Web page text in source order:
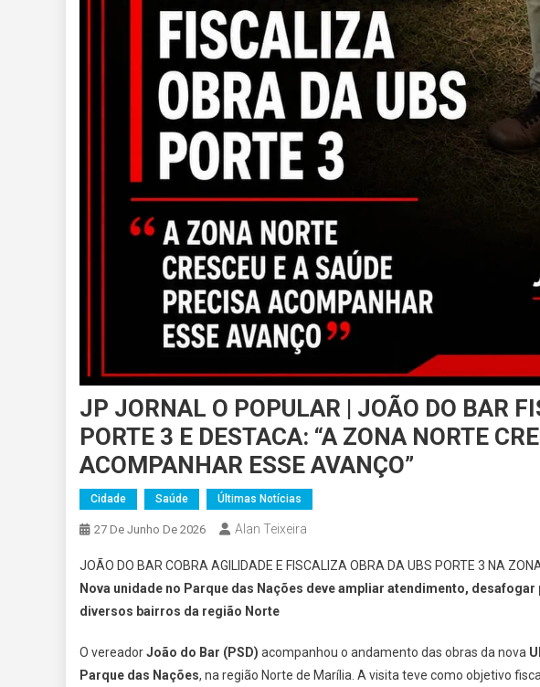
JP JORNAL O POPULAR | JOÃO DO BAR
PORTE 3 E DESTACA: “A ZONA NORTE
ACOMPANHAR ESSE AVANÇO”
Cidade Saúde Últimas Notícias
27 De Junho De 2026 Alan Teixeira
JOÃO DO BAR COBRA AGILIDADE E FISCALIZA OBRA DA UBS PORTE 3 NA
Nova unidade no Parque das Nações deve ampliar atendimento,
diversos bairros da região Norte
O vereadorJoão do Bar (PSD) acompanhou o andamento das obras da nova
Parque das Nações, na região Norte de Marília. A visita teve como objetivo